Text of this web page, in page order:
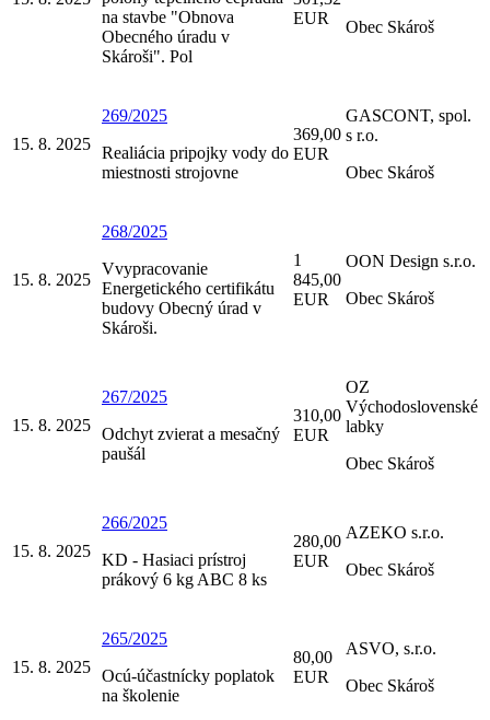
na stavbe "Obnova
Obecného úradu v
Skároši". Pol
EUR
Obec Skároš
15. 8. 2025
269/2025
Realiácia pripojky vody do
miestnosti strojovne
369,00
EUR
GASCONT, spol.
s r.o.
Obec Skároš
15. 8. 2025
268/2025
Vvypracovanie
Energetického certifikátu
budovy Obecný úrad v
Skároši.
1
845,00
EUR
OON Design s.r.o.
Obec Skároš
15. 8. 2025
267/2025
Odchyt zvierat a mesačný
paušál
310,00
EUR
OZ
Východoslovenské
labky
Obec Skároš
15. 8. 2025
266/2025
KD - Hasiaci prístroj
prákový 6 kg ABC 8 ks
280,00
EUR
AZEKO s.r.o.
Obec Skároš
15. 8. 2025
265/2025
Ocú-účastnícky poplatok
na školenie
80,00
EUR
ASVO, s.r.o.
Obec Skároš